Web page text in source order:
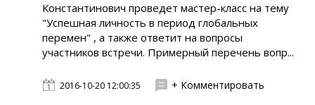
Константинович проведет мастер-класс на тему
"Успешная личность в период глобальных
перемен" , а также ответит на вопросы
участников встречи. Примерный перечень вопр...
2016-10-20 12:00:35 + Комментировать